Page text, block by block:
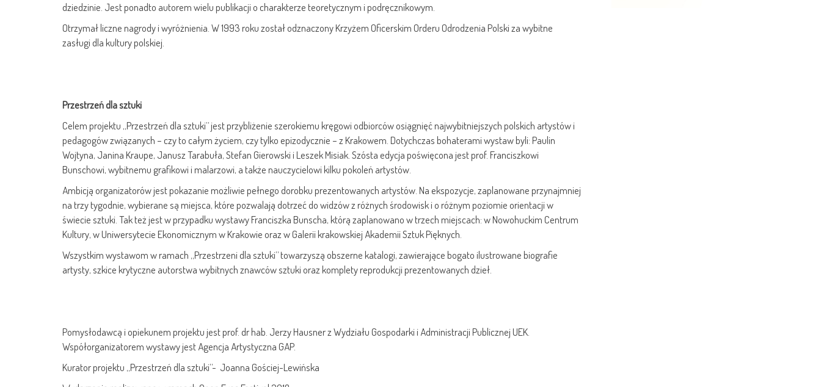
dziedzinie. Jest ponadto autorem wielu publikacji o charakterze teoretycznym i podręcznikowym.
Otrzymał liczne nagrody i wyróżnienia. W 1993 roku został odznaczony Krzyżem Oficerskim Orderu Odrodzenia Polski za wybitne
zasługi dla kultury polskiej.
Przestrzeń dla sztuki
Celem projektu „Przestrzeń dla sztuki” jest przybliżenie szerokiemu kręgowi odbiorców osiągnięć najwybitniejszych polskich artystów i
pedagogów związanych – czy to całym życiem, czy tylko epizodycznie – z Krakowem. Dotychczas bohaterami wystaw byli: Paulin
Wojtyna, Janina Kraupe, Janusz Tarabuła, Stefan Gierowski i Leszek Misiak. Szósta edycja poświęcona jest prof. Franciszkowi
Bunschowi, wybitnemu grafikowi i malarzowi, a także nauczycielowi kilku pokoleń artystów.
Ambicją organizatorów jest pokazanie możliwie pełnego dorobku prezentowanych artystów. Na ekspozycje, zaplanowane przynajmniej
na trzy tygodnie, wybierane są miejsca, które pozwalają dotrzeć do widzów z różnych środowisk i o różnym poziomie orientacji w
świecie sztuki. Tak też jest w przypadku wystawy Franciszka Bunscha, którą zaplanowano w trzech miejscach: w Nowohuckim Centrum
Kultury, w Uniwersytecie Ekonomicznym w Krakowie oraz w Galerii krakowskiej Akademii Sztuk Pięknych.
Wszystkim wystawom w ramach „Przestrzeni dla sztuki” towarzyszą obszerne katalogi, zawierające bogato ilustrowane biografie
artysty, szkice krytyczne autorstwa wybitnych znawców sztuki oraz komplety reprodukcji prezentowanych dzieł.
Pomysłodawcą i opiekunem projektu jest prof. dr hab. Jerzy Hausner z Wydziału Gospodarki i Administracji Publicznej UEK.
Współorganizatorem wystawy jest Agencja Artystyczna GAP.
Kurator projektu „Przestrzeń dla sztuki”- Joanna Gościej-Lewińska